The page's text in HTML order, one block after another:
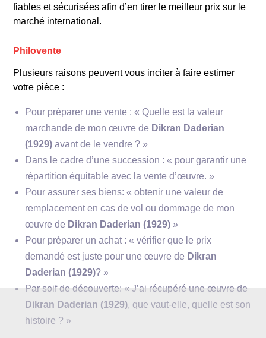
fiables et sécurisées afin d’en tirer le meilleur prix sur le
marché international.
Philovente
Plusieurs raisons peuvent vous inciter à faire estimer
votre pièce :
Pour préparer une vente : « Quelle est la valeur
marchande de mon œuvre de Dikran Daderian
(1929) avant de le vendre ? »
Dans le cadre d’une succession : « pour garantir une
répartition équitable avec la vente d’œuvre. »
Pour assurer ses biens: « obtenir une valeur de
remplacement en cas de vol ou dommage de mon
œuvre de Dikran Daderian (1929) »
Pour préparer un achat : « vérifier que le prix
demandé est juste pour une œuvre de Dikran
Daderian (1929)? »
Par soif de découverte: « J’ai récupéré une œuvre de
Dikran Daderian (1929), que vaut-elle, quelle est son
histoire ? »